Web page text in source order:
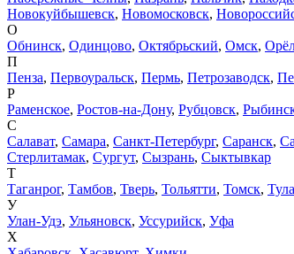
Новокуйбышевск, Новомосковск,
О
Обнинск, Одинцово, Октябрьский, Омск,
П
Пенза, Первоуральск, Пермь, Петрозаводск,
Р
Раменское, Ростов-на-Дону, Рубцовск,
С
Салават, Самара, Санкт-Петербург, Саранск,
Стерлитамак, Сургут, Сызрань, Сыктывкар
Т
Таганрог, Тамбов, Тверь, Тольятти, Томск, Тула
У
Улан-Удэ, Ульяновск, Уссурийск, Уфа
Х